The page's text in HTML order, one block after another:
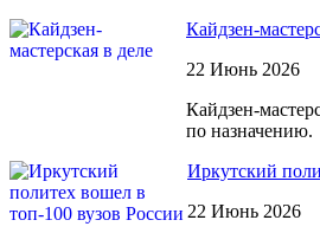
Кайдзен-
22 Июнь 2026
Кайдзен-
по назначению.
Иркутский
22 Июнь 2026